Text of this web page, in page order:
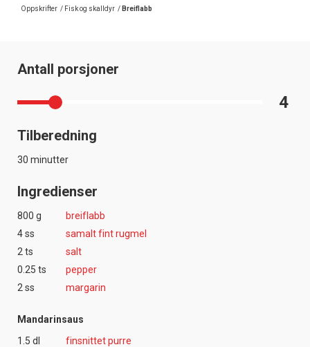
Oppskrifter / Fisk og skalldyr / Breiflabb
Antall porsjoner
4
Tilberedning
30 minutter
Ingredienser
800 g
breiflabb
4 ss
samalt fint rugmel
2 ts
salt
0.25 ts
pepper
2 ss
margarin
Mandarinsaus
1.5 dl
finsnittet purre